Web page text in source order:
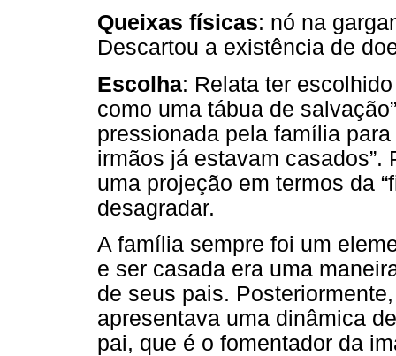
Queixas físicas: nó na
Descartou a existência de
Escolha: Relata ter
como uma tábua de
pressionada pela família
irmãos já estavam
uma projeção em termos da
desagradar.
A família sempre foi um
e ser casada era uma
de seus pais.
apresentava uma dinâmica
pai, que é o fomentador da